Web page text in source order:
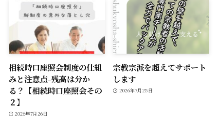
相続時口座照会制度の仕組
みと注意点-残高は分か
る？【相続時口座照会その
２】
2026年7月26日
宗教宗派を超えてサポート
します
2026年7月25日